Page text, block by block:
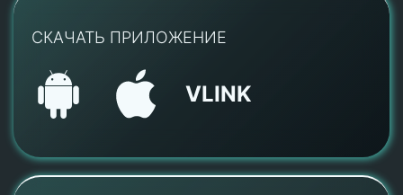
СКАЧАТЬ ПРИЛОЖЕНИЕ
VLINK